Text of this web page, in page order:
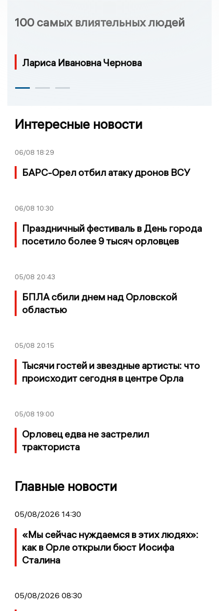
100 самых влиятельных людей
Лариса Ивановна Чернова
Интересные новости
06/08 18:29
БАРС-Орел отбил атаку дронов ВСУ
06/08 10:30
Праздничный фестиваль в День города
посетило более 9 тысяч орловцев
05/08 20:43
БПЛА сбили днем над Орловской
областью
05/08 20:15
Тысячи гостей и звездные артисты: что
происходит сегодня в центре Орла
05/08 19:00
Орловец едва не застрелил
тракториста
Главные новости
05/08/2026 14:30
«Мы сейчас нуждаемся в этих людях»:
как в Орле открыли бюст Иосифа
Сталина
05/08/2026 08:30